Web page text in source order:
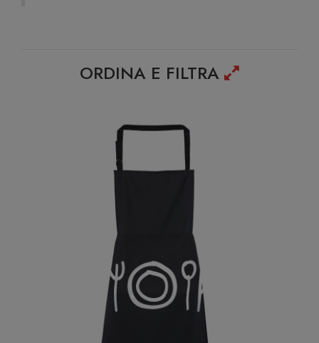
ORDINA E FILTRA